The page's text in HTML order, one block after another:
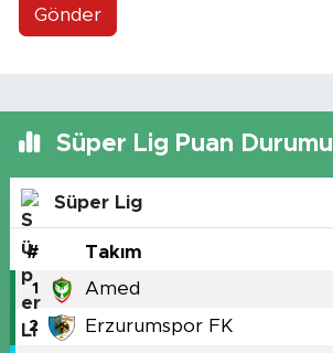
Gönder
Süper Lig Puan Durumu
Süper Lig
# Takım
1 Amed
2 Erzurumspor FK